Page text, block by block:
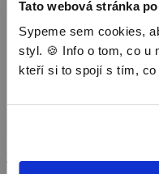
Tato webová stránka
Sypeme sem cookies,
styl. 🍪 Info o tom, co u
kteří si to spojí s tím, co
/
Seminaristi